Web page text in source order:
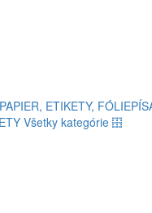
PAPIER, ETIKETY, FÓLIE
Všetky kategórie